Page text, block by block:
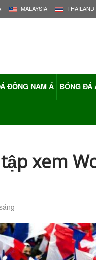
MALAYSIA THAILAND
ĐÔNG NAM Á BÓNG ĐÁ
xem